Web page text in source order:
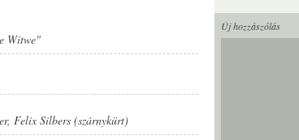
Új hozzászólás
Witwe"
, Felix Silbers (szárnykürt)